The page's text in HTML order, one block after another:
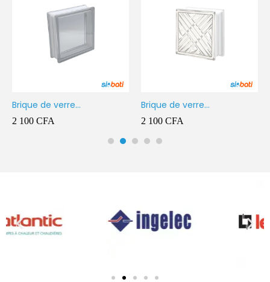
Brique de verre
190X190X80MM Transparent
2 100 CFA
Brique de verre
190X190X80MM CROSS
2 100 CFA